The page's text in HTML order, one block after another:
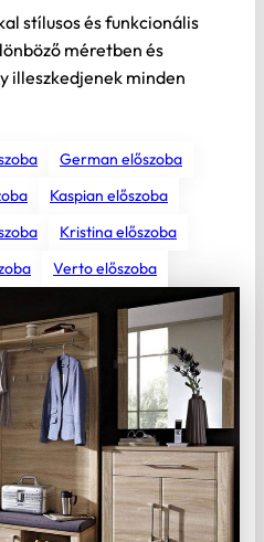
stílusos és funkcionális
méretben és
illeszkedjenek minden
German előszoba
Kaspian előszoba
Kristina előszoba
Verto előszoba